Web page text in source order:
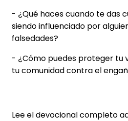
- ¿Qué haces cuando te das
siendo influenciado por
falsedades?
- ¿Cómo puedes proteger tu
tu comunidad contra el
Lee el devocional completo